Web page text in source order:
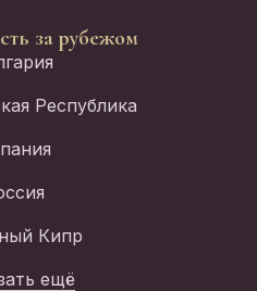
за рубежом
Республика
Кипр
ещё